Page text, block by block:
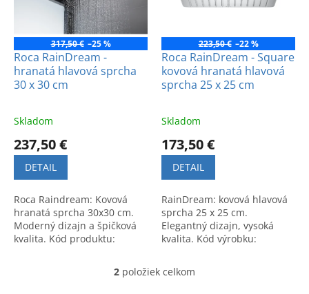
oo
o
317,50 € –25 %
Roca RainDream -
hranatá hlavová sprcha
30 x 30 cm
Skladom
237,50 €
DETAIL
Roca Raindream: Kovová
hranatá sprcha 30x30 cm.
Moderný dizajn a špičková
kvalita. Kód produktu:
223,50 € –22 %
Roca RainDream - Square
kovová hranatá hlavová
sprcha 25 x 25 cm
Skladom
173,50 €
DETAIL
RainDream: kovová hlavová
sprcha 25 x 25 cm.
Elegantný dizajn, vysoká
kvalita. Kód výrobku:
O
2 položiek celkom